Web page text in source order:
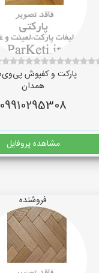
پارکت و کفپوش
همدان
09910295308
مشاهده پروفایل
فروشنده